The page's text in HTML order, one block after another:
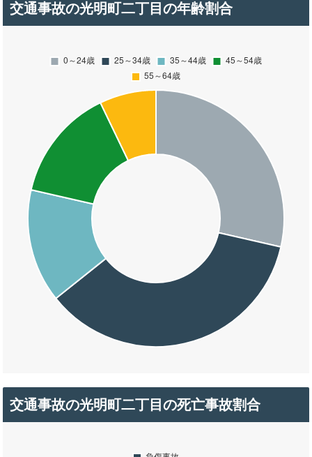
交通事故の光明町二丁目の年齢割合
交通事故の光明町二丁目の死亡事故割合